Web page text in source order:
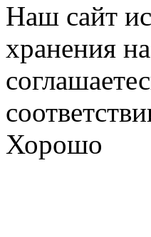
Наш сайт
хранения
Хорошо